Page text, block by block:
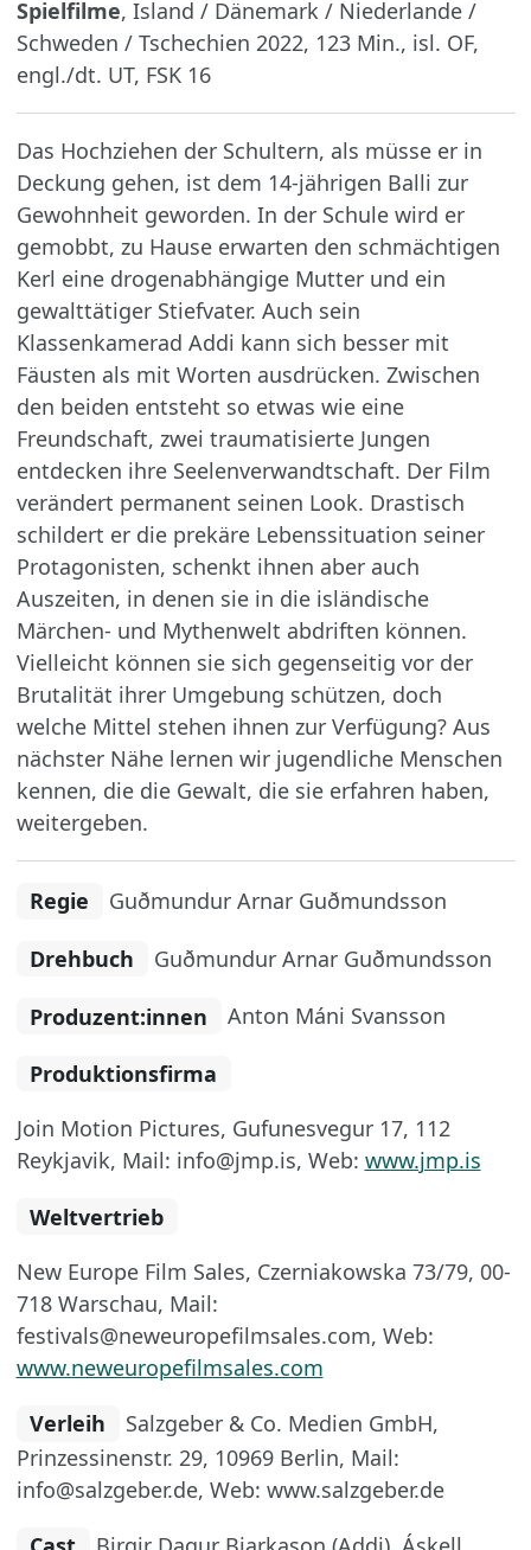
Spielfilme, Island / Dänemark / Niederlande /
Schweden / Tschechien 2022, 123 Min., isl. OF,
engl./dt. UT, FSK 16
Das Hochziehen der Schultern, als müsse er in
Deckung gehen, ist dem 14-jährigen Balli zur
Gewohnheit geworden. In der Schule wird er
gemobbt, zu Hause erwarten den schmächtigen
Kerl eine drogenabhängige Mutter und ein
gewalttätiger Stiefvater. Auch sein
Klassenkamerad Addi kann sich besser mit
Fäusten als mit Worten ausdrücken. Zwischen
den beiden entsteht so etwas wie eine
Freundschaft, zwei traumatisierte Jungen
entdecken ihre Seelenverwandtschaft. Der Film
verändert permanent seinen Look. Drastisch
schildert er die prekäre Lebenssituation seiner
Protagonisten, schenkt ihnen aber auch
Auszeiten, in denen sie in die isländische
Märchen- und Mythenwelt abdriften können.
Vielleicht können sie sich gegenseitig vor der
Brutalität ihrer Umgebung schützen, doch
welche Mittel stehen ihnen zur Verfügung? Aus
nächster Nähe lernen wir jugendliche Menschen
kennen, die die Gewalt, die sie erfahren haben,
weitergeben.
Regie Guðmundur Arnar Guðmundsson
Drehbuch Guðmundur Arnar Guðmundsson
Produzent:innen Anton Máni Svansson
Produktionsfirma
Join Motion Pictures, Gufunesvegur 17, 112
Reykjavik, Mail: info@jmp.is, Web: www.jmp.is
Weltvertrieb
New Europe Film Sales, Czerniakowska 73/79, 00-
718 Warschau, Mail:
festivals@neweuropefilmsales.com, Web:
www.neweuropefilmsales.com
Verleih
Salzgeber & Co. Medien GmbH,
Prinzessinenstr. 29, 10969 Berlin, Mail:
info@salzgeber.de, Web: www.salzgeber.de